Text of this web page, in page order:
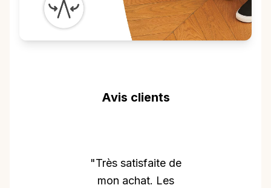
Avis clients
"Très satisfaite de
mon achat. Les